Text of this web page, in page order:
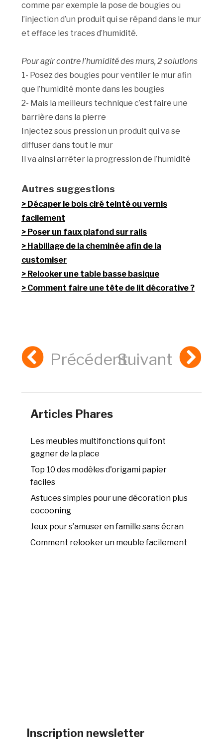
comme par exemple la pose de bougies ou
l’injection d’un produit qui se répand dans le mur
et efface les traces d’humidité.
Pour agir contre l’humidité des murs, 2 solutions
1- Posez des bougies pour ventiler le mur afin
que l’humidité monte dans les bougies
2- Mais la meilleurs technique c’est faire une
barrière dans la pierre
Injectez sous pression un produit qui va se
diffuser dans tout le mur
Il va ainsi arrêter la progression de l’humidité
Autres suggestions
Décaper le bois ciré teinté ou vernis
facilement
Poser un faux plafond sur rails
Habillage de la cheminée afin de la
customiser
Relooker une table basse basique
Comment faire une tête de lit décorative ?
PrécédentSuivant
Articles Phares
Les meubles multifonctions qui font
gagner de la place
Top 10 des modèles d'origami papier
faciles
Astuces simples pour une décoration plus
cocooning
Jeux pour s’amuser en famille sans écran
Comment relooker un meuble facilement
Inscription newsletter